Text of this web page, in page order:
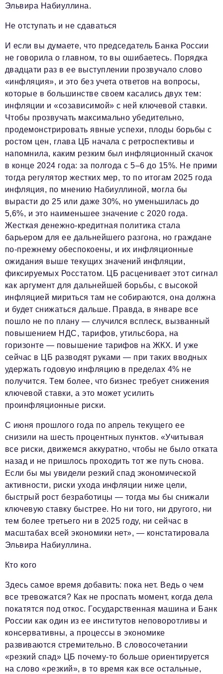
Эльвира Набиуллина.
Не отступать и не сдаваться
И если вы думаете, что председатель Банка России
не говорила о главном, то вы ошибаетесь. Порядка
двадцати раз в ее выступлении прозвучало слово
«инфляция», и это без учета ответов на вопросы,
которые в большинстве своем касались двух тем:
инфляции и «созависимой» с ней ключевой ставки.
Чтобы прозвучать максимально убедительно,
продемонстрировать явные успехи, плоды борьбы с
ростом цен, глава ЦБ начала с ретроспективы и
напомнила, каким резким был инфляционный скачок
в конце 2024 года: за полгода с 5–6 до 15%. Не прими
тогда регулятор жестких мер, то по итогам 2025 года
инфляция, по мнению Набиуллиной, могла бы
вырасти до 25 или даже 30%, но уменьшилась до
5,6%, и это наименьшее значение с 2020 года.
Жесткая денежно-кредитная политика стала
барьером для ее дальнейшего разгона, но граждане
по-прежнему обеспокоены, и их инфляционные
ожидания выше текущих значений инфляции,
фиксируемых Росстатом. ЦБ расценивает этот сигнал
как аргумент для дальнейшей борьбы, с высокой
инфляцией мириться там не собираются, она должна
и будет снижаться дальше. Правда, в январе все
пошло не по плану — случился всплеск, вызванный
повышением НДС, тарифов, утильсбора, на
горизонте — повышение тарифов на ЖКХ. И уже
сейчас в ЦБ разводят руками — при таких вводных
удержать годовую инфляцию в пределах 4% не
получится. Тем более, что бизнес требует снижения
ключевой ставки, а это может усилить
проинфляционные риски.
С июня прошлого года по апрель текущего ее
снизили на шесть процентных пунктов. «Учитывая
все риски, движемся аккуратно, чтобы не было отката
назад и не пришлось проходить тот же путь снова.
Если бы мы увидели резкий спад экономической
активности, риски ухода инфляции ниже цели,
быстрый рост безработицы — тогда мы бы снижали
ключевую ставку быстрее. Но ни того, ни другого, ни
тем более третьего ни в 2025 году, ни сейчас в
масштабах всей экономики нет», — констатировала
Эльвира Набиуллина.
Кто кого
Здесь самое время добавить: пока нет. Ведь о чем
все тревожатся? Как не проспать момент, когда дела
покатятся под откос. Государственная машина и Банк
России как один из ее институтов неповоротливы и
консервативны, а процессы в экономике
развиваются стремительно. В словосочетании
«резкий спад» ЦБ почему-то больше ориентируется
на слово «резкий», в то время как все остальные,